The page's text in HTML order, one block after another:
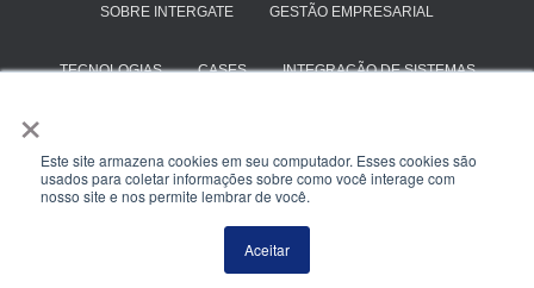
×
Este site armazena cookies em seu computador. Esses cookies são
usados para coletar informações sobre como você interage com
nosso site e nos permite lembrar de você.
Aceitar
SOBRE INTERGATE GESTÃO EMPRESARIAL
TECNOLOGIAS CASES INTEGRAÇÃO DE SISTEMAS
ENTRE EM CONTATO
Hestia | Criado com